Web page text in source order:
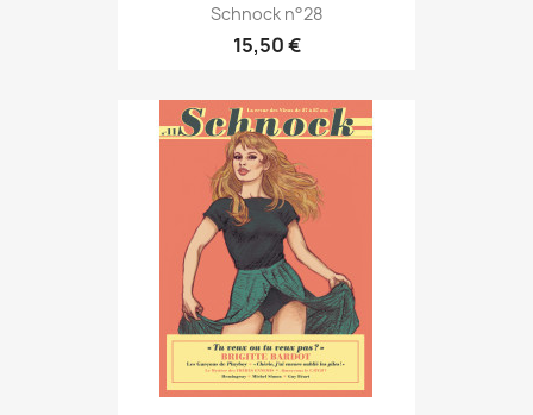
Schnock n°28
15,50 €